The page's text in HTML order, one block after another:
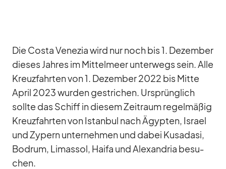
Die Costa Ve­ne­zia wird nur noch bis 1. De­zem­ber
die­ses Jah­res im Mit­tel­meer un­ter­wegs sein. Alle
Kreuz­fahr­ten von 1. De­zem­ber 2022 bis Mitte
April 2023 wur­den ge­stri­chen. Ur­sprüng­lich
sollte das Schiff in die­sem Zeit­raum re­gel­mä­ßig
Kreuz­fahr­ten von Is­tan­bul nach Ägyp­ten, Is­rael
und Zy­pern un­ter­neh­men und da­bei Kusa­dasi,
Bo­drum, Lima­ssol, Haifa und Alex­an­dria be­su­
chen.